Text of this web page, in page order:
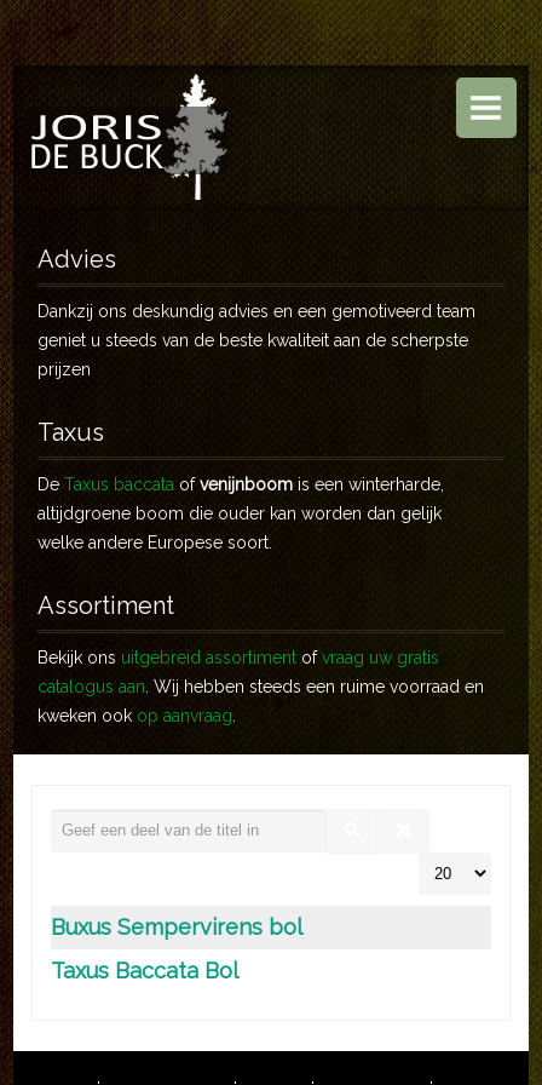
HOME
BOOMKWEKERIJ
TUINEN
ASSORTIMENT
CONTACT
Advies
Dankzij ons deskundig advies en een gemotiveerd team
geniet u steeds van de beste kwaliteit aan de scherpste
prijzen
Taxus
DeTaxus baccata ofvenijnboom is een winterharde,
altijdgroene boom die ouder kan worden dan gelijk
welke andere Europese soort.
Assortiment
Bekijk ons uitgebreid assortiment ofvraag uw gratis
catalogus aan . Wij hebben steeds een ruime voorraad en
kweken ook op aanvraag
Buxus Sempervirens bol
Taxus Baccata Bol